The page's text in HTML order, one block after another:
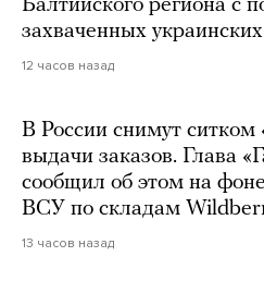
Балтийского региона с
захваченных
12 часов назад
В России снимут ситком
выдачи заказов. Глава
сообщил об этом на
ВСУ по складам
13 часов назад